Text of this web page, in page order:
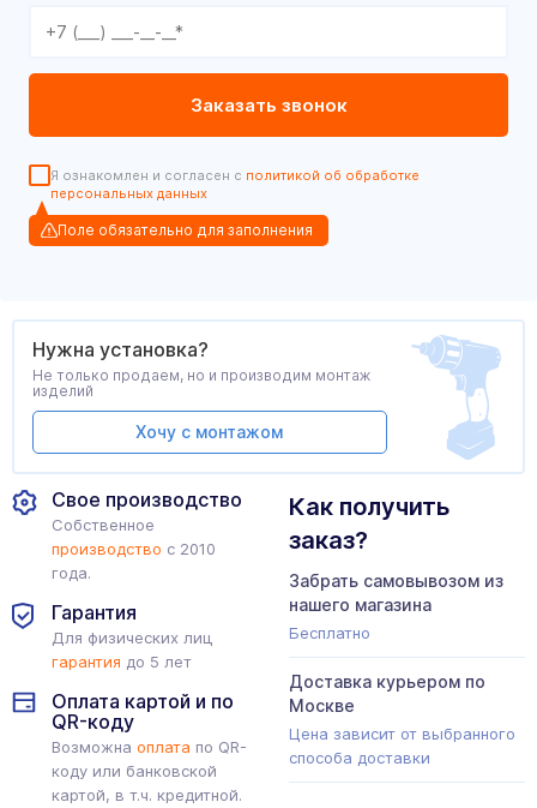
Я ознакомлен и согласен с политикой об обработке
персональных данных
Поле обязательно для заполнения
Свое производство
Собственное
производство с 2010
года.
Гарантия
Для физических лиц
гарантия до 5 лет
Оплата картой и по
QR-коду
Возможна оплата по QR-
коду или банковской
картой, в т.ч. кредитной.
Как получить
заказ?
Забрать самовывозом из
нашего магазина
Бесплатно
Доставка курьером по
Москве
Цена зависит от выбранного
способа доставки
Нужна установка?
Не только продаем, но и производим монтаж
изделий
Хочу с монтажом